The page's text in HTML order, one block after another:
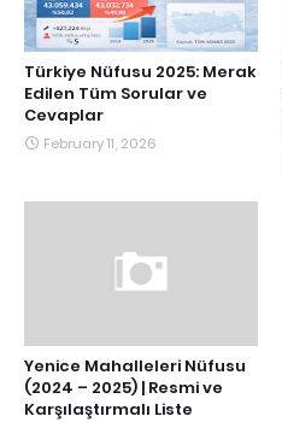
Türkiye Nüfusu 2025: Merak
Edilen Tüm Sorular ve
Cevaplar
February 11, 2026
Yenice Mahalleleri Nüfusu
(2024 – 2025) | Resmi ve
Karşılaştırmalı Liste